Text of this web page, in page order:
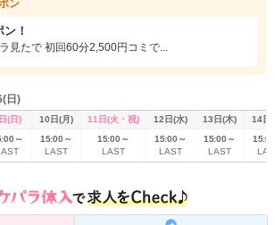
するために1から作った店内は、暗さと間接照明がち
レな空間。
きつつも落ち着いて飲めるカウンター席で、かわい
んでくださいね。
ポン利用でご新規様限定60分2,500円コミでご案内
ン
！
見たで 初回60分2,500円コミで...
日)
(日) 10日(月) 11日(火・祝) 12日(水) 13日(木)
14日
～
15:00～
LAST
15:00～
LAST
15:00～
LAST
15:00～
LAST